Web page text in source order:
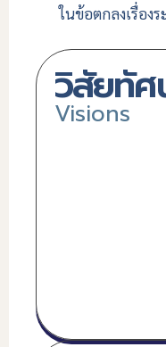
ในข้อตกลงเรื่อง
วิสัยทั
Visions